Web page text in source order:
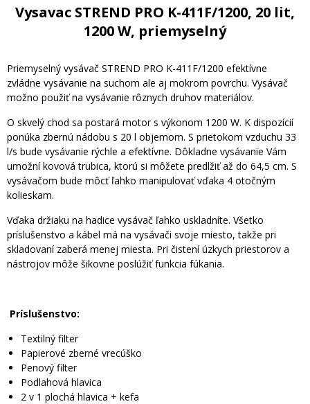
Vysavac STREND PRO K-411F/1200, 20 lit,
1200 W, priemyselný
Priemyselný vysávač STREND PRO K-411F/1200 efektívne
zvládne vysávanie na suchom ale aj mokrom povrchu. Vysávač
možno použiť na vysávanie rôznych druhov materiálov.
O skvelý chod sa postará motor s výkonom 1200 W. K dispozícií
ponúka zbernú nádobu s 20 l objemom. S prietokom vzduchu 33
l/s bude vysávanie rýchle a efektívne. Dôkladne vysávanie Vám
umožní kovová trubica, ktorú si môžete predlžiť až do 64,5 cm. S
vysávačom bude môcť ľahko manipulovať vďaka 4 otočným
kolieskam.
Vďaka držiaku na hadice vysávač ľahko uskladníte. Všetko
príslušenstvo a kábel má na vysávači svoje miesto, takže pri
skladovaní zaberá menej miesta. Pri čistení úzkych priestorov a
nástrojov môže šikovne poslúžiť funkcia fúkania.
Príslušenstvo:
Textilný filter
Papierové zberné vrecúško
Penový filter
Podlahová hlavica
2 v 1 plochá hlavica + kefa